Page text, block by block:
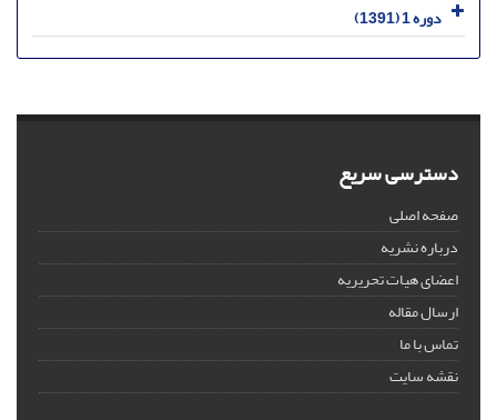
دوره 1 (1391)
دسترسی سریع
صفحه اصلی
درباره نشریه
اعضای هیات تحریریه
ارسال مقاله
تماس با ما
نقشه سایت